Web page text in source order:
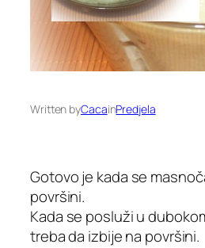
Written byCacainPredjela
Gotovo je kada se
površini.
Kada se posluži u
treba da izbije na površini.